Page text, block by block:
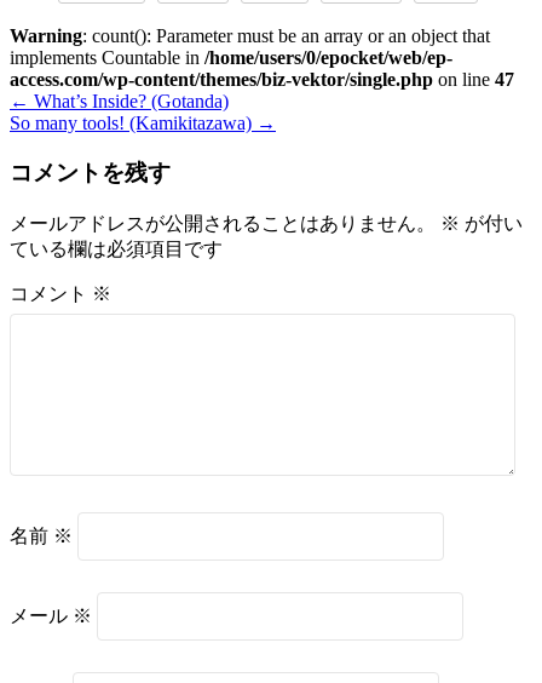
Warning: count(): Parameter must be an array or an object that
implements Countable in /home/users/0/epocket/web/ep-
access.com/wp-content/themes/biz-vektor/single.php on line 47
← What’s Inside? (Gotanda)
So many tools! (Kamikitazawa) →
コメントを残す
メールアドレスが公開されることはありません。 ※ が付い
ている欄は必須項目です
コメント ※
名前 ※
メール ※